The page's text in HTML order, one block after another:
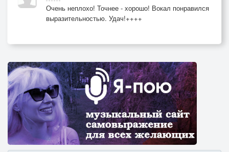
Очень неплохо! Точнее - хорошо! Вокал понравился
выразительностью. Удач!++++